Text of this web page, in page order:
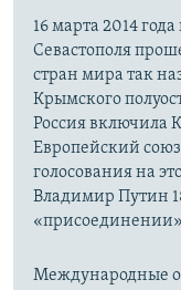
16 марта 2014
Севастополя
стран мира так
Крымского
Россия включила
Европейский
голосования на
Владимир Путин
Международные